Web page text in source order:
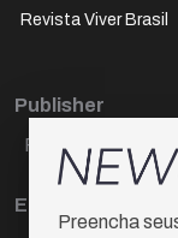
Revista Viver Brasil
Publisher
Paulo Cesar de
Editora Chefe
Preencha